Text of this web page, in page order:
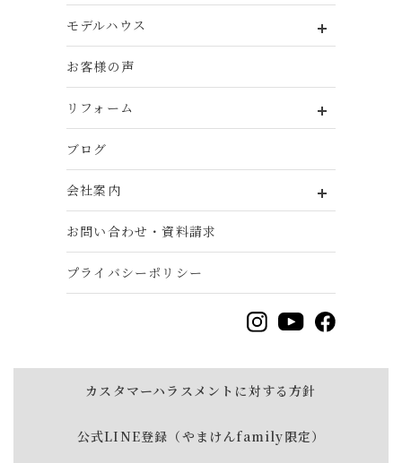
モデルハウス
お客様の声
リフォーム
ブログ
会社案内
お問い合わせ・資料請求
プライバシーポリシー
カスタマーハラスメントに対する方針
公式LINE登録（やまけんfamily限定）